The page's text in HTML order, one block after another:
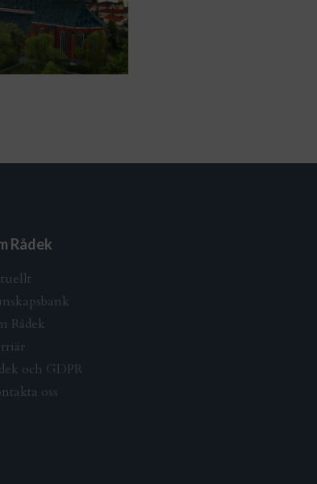
Rådek
Rådek
och GDPR
oss